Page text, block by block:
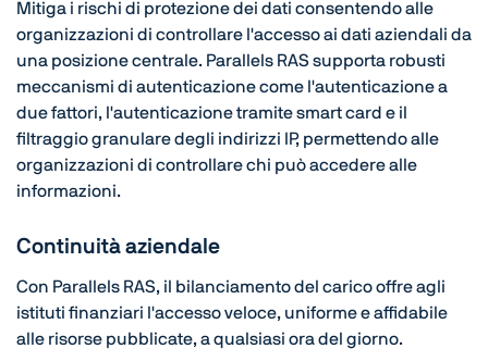
Mitiga i rischi di protezione dei dati consentendo alle
organizzazioni di controllare l'accesso ai dati aziendali da
una posizione centrale. Parallels RAS supporta robusti
meccanismi di autenticazione come l'autenticazione a
due fattori, l'autenticazione tramite smart card e il
filtraggio granulare degli indirizzi IP, permettendo alle
organizzazioni di controllare chi può accedere alle
informazioni.
Continuità aziendale
Con Parallels RAS, il bilanciamento del carico offre agli
istituti finanziari l'accesso veloce, uniforme e affidabile
alle risorse pubblicate, a qualsiasi ora del giorno.